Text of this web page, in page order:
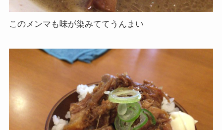
このメンマも味が染みててうんまい